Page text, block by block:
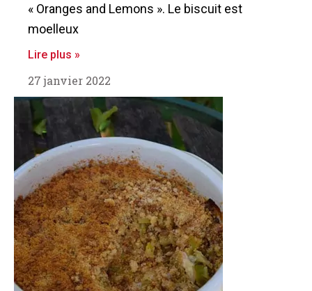
« Oranges and Lemons ». Le biscuit est
moelleux
Lire plus »
27 janvier 2022